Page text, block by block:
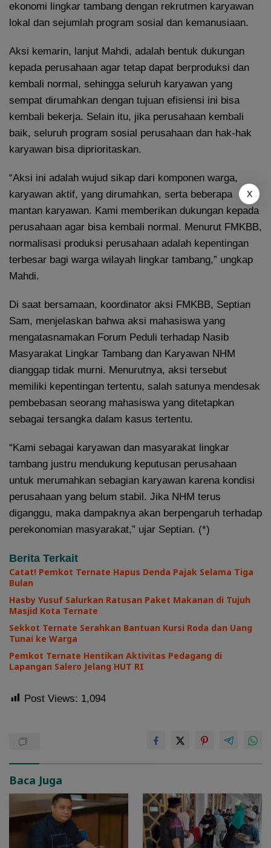
ekonomi lingkar tambang dengan rekrutmen karyawan
lokal dan sejumlah program sosial dan kemanusiaan.
Aksi kemarin, lanjut Mahdi, adalah bentuk dukungan
kepada perusahaan agar tetap dapat berproduksi dan
kembali normal, sehingga seluruh karyawan yang
sempat dirumahkan dengan tujuan efisiensi ini bisa
kembali bekerja. Selain itu, jika perusahaan kembali
baik, seluruh program sosial perusahaan dan hak-hak
karyawan bisa diprioritaskan.
“Aksi ini adalah wujud sikap dari komponen warga,
karyawan aktif, yang dirumahkan, serta beberapa
mantan karyawan. Kami memberikan dukungan kepada
perusahaan agar bisa kembali normal. Menurut FMKBB,
normalisasi produksi perusahaan adalah kepentingan
terbesar bagi warga wilayah lingkar tambang,” ungkap
Mahdi.
Di saat bersamaan, koordinator aksi FMKBB, Septian
Sam, menjelaskan bahwa aksi mahasiswa yang
mengatasnamakan Forum Peduli terhadap Nasib
Masyarakat Lingkar Tambang dan Karyawan NHM
dianggap tidak murni. Menurutnya, aksi tersebut
memiliki kepentingan tertentu, salah satunya mendesak
pembebasan seorang mahasiswa yang ditetapkan
sebagai tersangka dalam kasus tertentu.
“Kami sebagai karyawan dan masyarakat lingkar
tambang justru mendukung keputusan perusahaan
untuk merumahkan sebagian karyawan karena kondisi
perusahaan yang belum stabil. Jika NHM terus
diganggu, maka dampaknya akan berpengaruh terhadap
perekonomian masyarakat,” ujar Septian. (*)
Berita Terkait
Catat! Pemkot Ternate Hapus Denda Pajak Selama Tiga
Bulan
Hasby Yusuf Salurkan Ratusan Paket Makanan di Tujuh
Masjid Kota Ternate
Sekkot Ternate Serahkan Bantuan Kursi Roda dan Uang
Tunai ke Warga
Pemkot Ternate Hentikan Aktivitas Pedagang di
Lapangan Salero Jelang HUT RI
Post Views: 1,094
Baca Juga
X